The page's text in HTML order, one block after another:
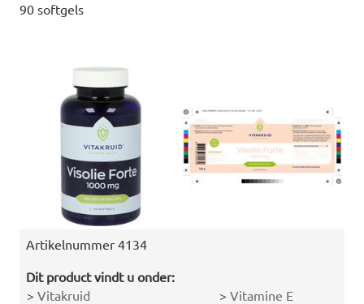
90 softgels
Artikelnummer 4134
Dit product vindt u onder:
> Vitakruid > Vitamine E